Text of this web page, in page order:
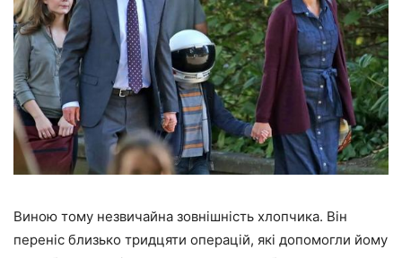
Виною тому незвичайна зовнішність хлопчика. Він
переніс близько тридцяти операцій, які допомогли йому